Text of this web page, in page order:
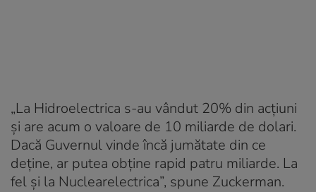
„La Hidroelectrica s-au vândut 20% din acțiuni
și are acum o valoare de 10 miliarde de dolari.
Dacă Guvernul vinde încă jumătate din ce
deține, ar putea obține rapid patru miliarde. La
fel și la Nuclearelectrica”, spune Zuckerman.